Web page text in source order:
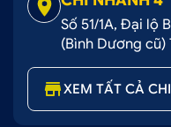
Số 51/1A, Đại lộ
(Bình Dương cũ)
XEM TẤT CẢ